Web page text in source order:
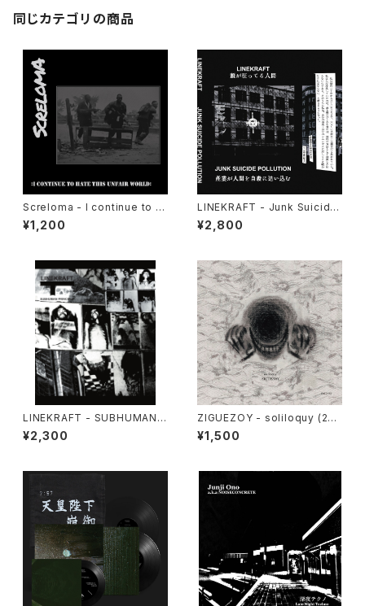
同じカテゴリの商品
Screloma - I continue to h
ate this unfair world (2024
|2025) [7"]
¥1,200
LINEKRAFT - Junk Suicide
Pollution (2024) [Cassette
Tape]
¥2,800
LINEKRAFT - SUBHUMAN P
RINCIPLE (2019|2024) [CD]
¥2,300
ZIGUEZOY - soliloquy (202
5) [CD]
¥1,500